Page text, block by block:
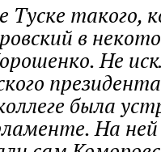
Туске такого,
в
Не
была
На ней